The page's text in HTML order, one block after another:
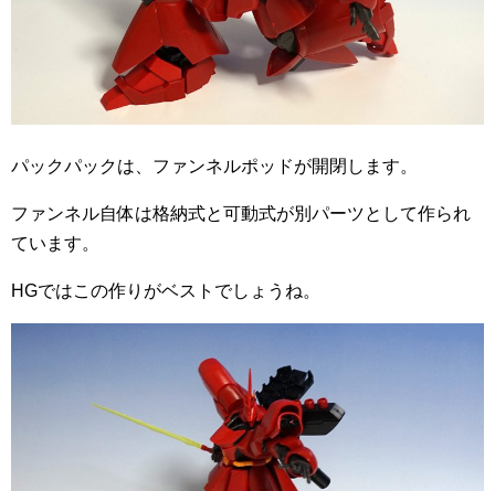
パックパックは、ファンネルポッドが開閉します。
ファンネル自体は格納式と可動式が別パーツとして作られ
ています。
HGではこの作りがベストでしょうね。